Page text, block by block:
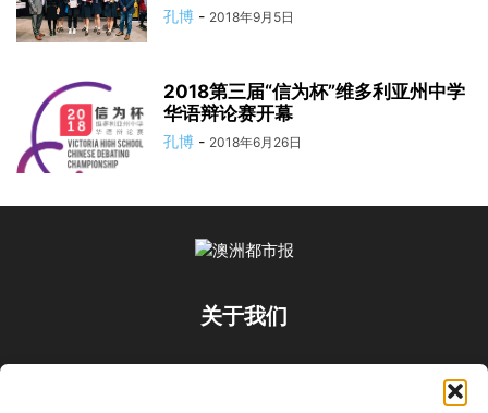
孔博 - 2018年9月5日
2018第三届“信为杯”维多利亚州中学
华语辩论赛开幕
孔博 - 2018年6月26日
关于我们